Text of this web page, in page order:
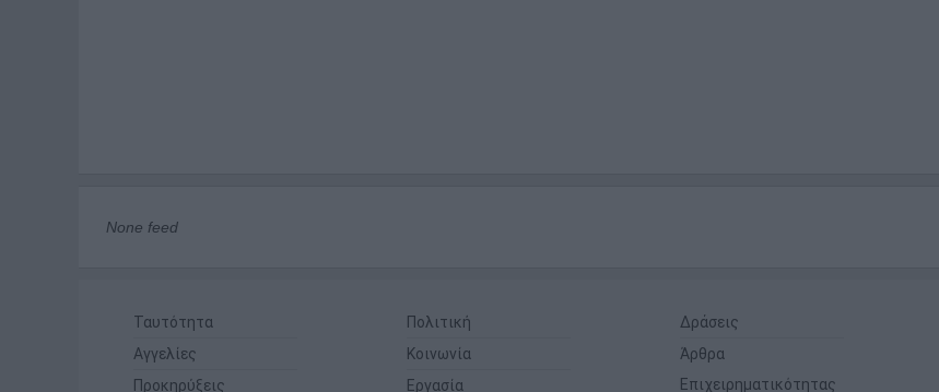
None feed
Ταυτότητα
Αγγελίες
Προκηρύξεις
Πολιτική
Κοινωνία
Εργασία
Δράσεις
Άρθρα
Επιχειρηματικότητας